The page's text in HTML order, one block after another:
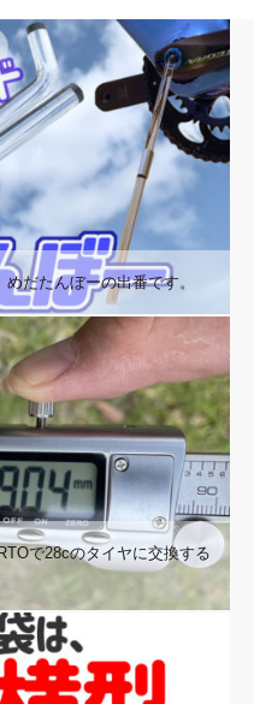
だたんぼーの出番です。
で28cのタイヤに交換する